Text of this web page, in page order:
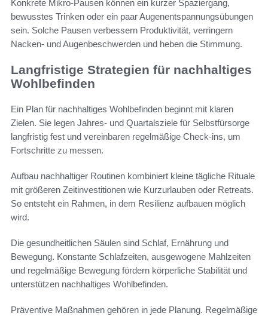
Konkrete Mikro-Pausen können ein kurzer Spaziergang,
bewusstes Trinken oder ein paar Augenentspannungsübungen
sein. Solche Pausen verbessern Produktivität, verringern
Nacken- und Augenbeschwerden und heben die Stimmung.
Langfristige Strategien für nachhaltiges
Wohlbefinden
Ein Plan für nachhaltiges Wohlbefinden beginnt mit klaren
Zielen. Sie legen Jahres- und Quartalsziele für Selbstfürsorge
langfristig fest und vereinbaren regelmäßige Check-ins, um
Fortschritte zu messen.
Aufbau nachhaltiger Routinen kombiniert kleine tägliche Rituale
mit größeren Zeitinvestitionen wie Kurzurlauben oder Retreats.
So entsteht ein Rahmen, in dem Resilienz aufbauen möglich
wird.
Die gesundheitlichen Säulen sind Schlaf, Ernährung und
Bewegung. Konstante Schlafzeiten, ausgewogene Mahlzeiten
und regelmäßige Bewegung fördern körperliche Stabilität und
unterstützen nachhaltiges Wohlbefinden.
Präventive Maßnahmen gehören in jede Planung. Regelmäßige